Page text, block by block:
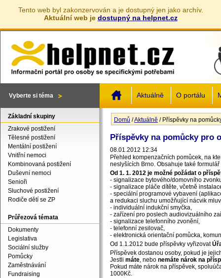
Tento web byl zakonzervován a je dostupný jen jako archív.
Aktuální web je dostupný na helpnet.cz
Vyberte si téma Aktuálně O portálu
Jste zde
Domů /Aktuálně / Příspěvky na
Příspěvky na pomůcky pro
08.01.2012 12:34
Přehled kompenzačních pomůcek, na
neslyšících Brno. Obsahuje také
Od 1. 1. 2012 je možné požádat o
- signalizace bytového/domovního
- signalizace pláče dítěte, včetně
- speciální programové vybavení
a redukaci sluchu umožňující nácvik
- individuální indukční smyčka,
- zařízení pro poslech audiovizuálního
- signalizace telefonního zvonění,
- telefonní zesilovač,
- elektronická orientační pomůcka,
Od 1.1.2012 bude příspěvky vyřizovat
Příspěvek dostanou osoby, pokud je
Jestli máte, nebo nemáte nárok na
Pokud máte nárok na příspěvek,
1000Kč.
Základní skupiny
Zrakové postižení
Tělesné postižení
Mentální postižení
Vnitřní nemoci
Kombinovaná postižení
Duševní nemoci
Senioři
Sluchové postižení
Rodiče dětí se ZP
Průřezová témata
Dokumenty
Legislativa
Sociální služby
Pomůcky
Zaměstnávání
Fundraising